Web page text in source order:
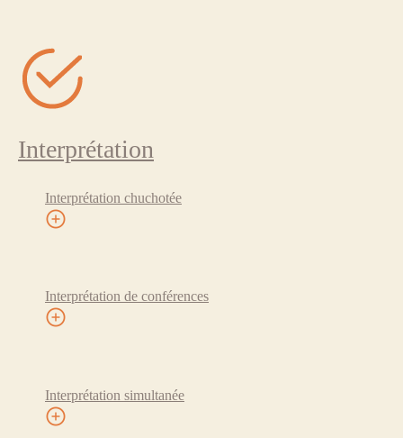
Interprétation
Interprétation chuchotée
Interprétation de conférences
Interprétation simultanée